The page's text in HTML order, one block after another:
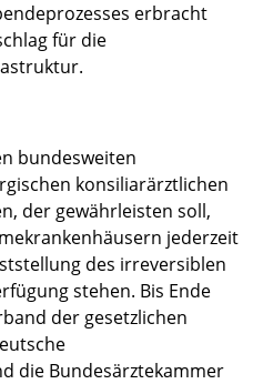
erbracht
für die
bundesweiten
konsiliarärztlichen
der gewährleisten soll,
jederzeit
des irreversiblen
stehen. Bis Ende
der gesetzlichen
die Bundesärztekammer